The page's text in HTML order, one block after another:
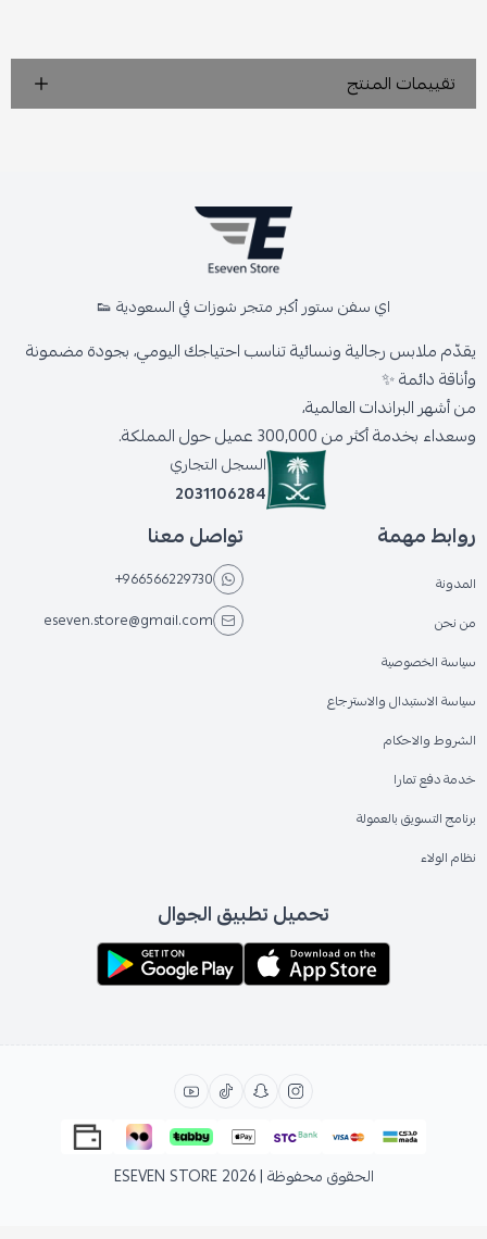
تقييمات المنتج
اي سفن ستور أكبر متجر شوزات في السعودية 👟
يقدّم ملابس رجالية ونسائية تناسب احتياجك اليومي، بجودة مضمونة
وأناقة دائمة ✨
من أشهر البراندات العالمية،
وسعداء بخدمة أكثر من 300,000 عميل حول المملكة.
السجل التجاري
2031106284
روابط مهمة
المدونة
من نحن
سياسة الخصوصية
سياسة الاستبدال والاسترجاع
الشروط والاحكام
خدمة دفع تمارا
برنامج التسويق بالعمولة
نظام الولاء
تواصل معنا
+966566229730
eseven.store@gmail.com
تحميل تطبيق الجوال
الحقوق محفوظة | 2026 ESEVEN STORE